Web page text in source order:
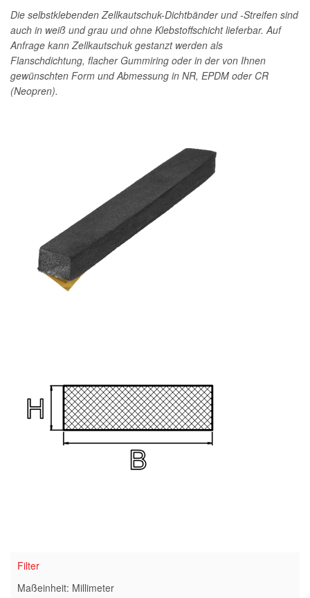
Die selbstklebenden Zellkautschuk-Dichtbänder und -Streifen sind
auch in weiß und grau und ohne Klebstoffschicht lieferbar. Auf
Anfrage kann Zellkautschuk gestanzt werden als
Flanschdichtung, flacher Gummiring oder in der von Ihnen
gewünschten Form und Abmessung in NR, EPDM oder CR
(Neopren).
Filter
Maßeinheit: Millimeter